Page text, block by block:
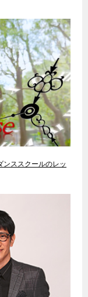
ススクールのレッ